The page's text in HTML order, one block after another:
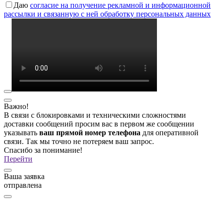
Даю согласие на получение рекламной и информационной
рассылки и связанную с ней обработку персональных данных
Важно!
В связи с блокировками и техническими сложностями
доставки сообщений просим вас в первом же сообщении
указывать ваш прямой номер телефона для оперативной
связи. Так мы точно не потеряем ваш запрос.
Спасибо за понимание!
Перейти
Ваша заявка
отправлена